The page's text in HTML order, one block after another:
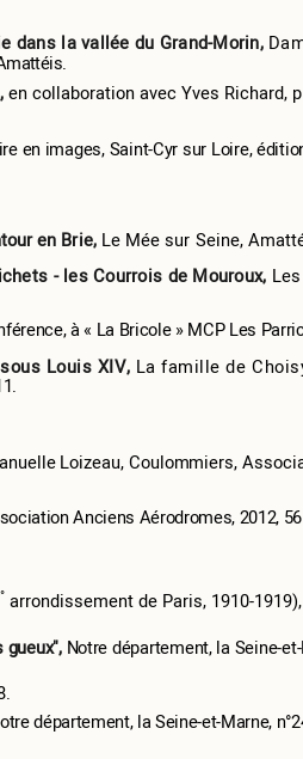
dans la vallée du Grand-Morin,
en collaboration avec Yves Richard,
en images, Saint-Cyr sur Loire,
en Brie, Le Mée sur Seine,
- les Courrois de Mouroux,
à « La Bricole » MCP Les
Louis XIV, La famille de
Loizeau, Coulommiers,
Anciens Aérodromes, 2012,
°arrondissement de Paris, 1910-
gueux", Notre département, la Seine-
département, la Seine-et-Marne,